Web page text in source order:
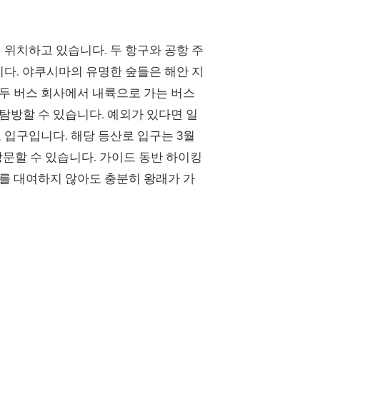
치하고 있습니다. 두 항구와 공항 주
. 야쿠시마의 유명한 숲들은 해안 지
버스 회사에서 내륙으로 가는 버스
방할 수 있습니다. 예외가 있다면 일
구입니다. 해당 등산로 입구는 3월
할 수 있습니다. 가이드 동반 하이킹
대여하지 않아도 충분히 왕래가 가